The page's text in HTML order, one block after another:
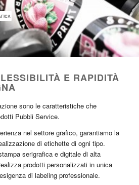
E RAPIDITÀ
sono le caratteristiche che
Pubbli Service.
nel settore grafico, garantiamo la
di etichette di ogni tipo.
serigrafica e digitale di alta
prodotti personalizzati in unica
di labeling professionale.